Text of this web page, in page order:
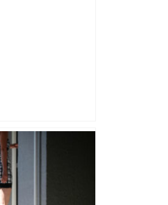
pour Guillaume
Toulouse, après